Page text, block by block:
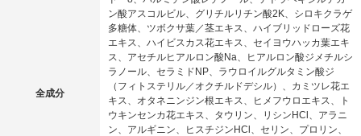
全成分
ン酸アスコルビル、グリチルリチン酸2K、シロキクラゲ
多糖体、ツボクサ葉／茎エキス、ハイブリッドローズ花
エキス、ハイビスカス花エキス、セイヨウハッカ葉エキ
ス、アセチルヒアルロン酸Na、ヒアルロン酸ジメチルシ
ラノール、セラミドNP、ラウロイルグルタミン酸ジ
（フィトステリル／オクチルドデシル）、カミツレ花エ
キス、オタネニンジン根エキス、ヒメフウロエキス、ト
ウキンセンカ花エキス、タウリン、リシンHCl、アラニ
ン、アルギニン、ヒスチジンHCl、セリン、プロリン、